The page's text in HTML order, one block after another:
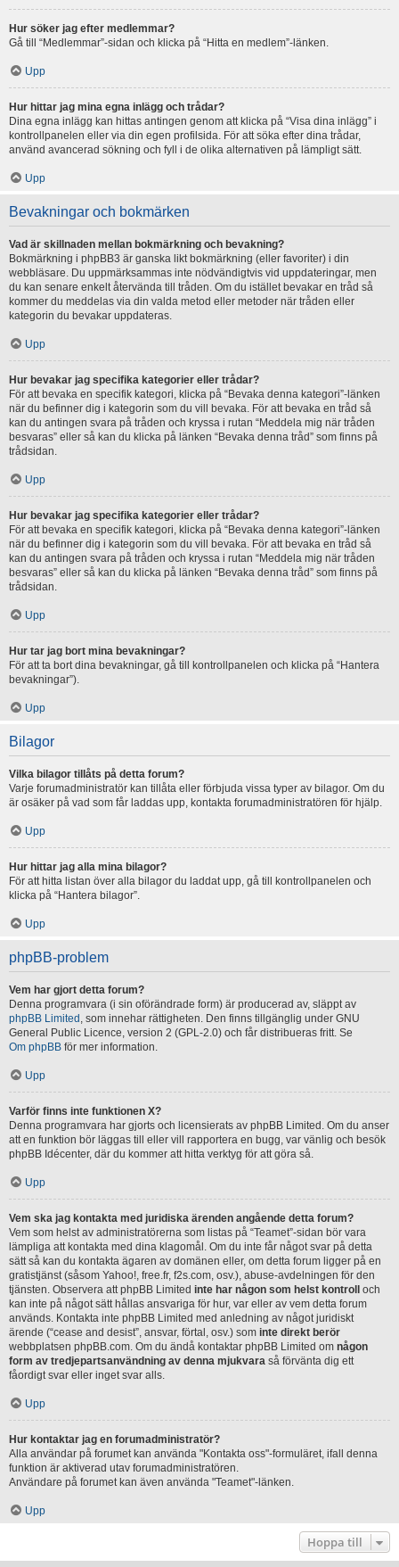
Hur söker jag efter medlemmar?
Gå till “Medlemmar”-sidan och klicka på “Hitta en medlem”-länken.
Upp
Hur hittar jag mina egna inlägg och trådar?
Dina egna inlägg kan hittas antingen genom att klicka på “Visa dina inlägg” i
kontrollpanelen eller via din egen profilsida. För att söka efter dina trådar,
använd avancerad sökning och fyll i de olika alternativen på lämpligt sätt.
Upp
Bevakningar och bokmärken
Vad är skillnaden mellan bokmärkning och bevakning?
Bokmärkning i phpBB3 är ganska likt bokmärkning (eller favoriter) i din
webbläsare. Du uppmärksammas inte nödvändigtvis vid uppdateringar, men
du kan senare enkelt återvända till tråden. Om du istället bevakar en tråd så
kommer du meddelas via din valda metod eller metoder när tråden eller
kategorin du bevakar uppdateras.
Upp
Hur bevakar jag specifika kategorier eller trådar?
För att bevaka en specifik kategori, klicka på “Bevaka denna kategori”-länken
när du befinner dig i kategorin som du vill bevaka. För att bevaka en tråd så
kan du antingen svara på tråden och kryssa i rutan “Meddela mig när tråden
besvaras” eller så kan du klicka på länken “Bevaka denna tråd” som finns på
trådsidan.
Upp
Hur bevakar jag specifika kategorier eller trådar?
För att bevaka en specifik kategori, klicka på “Bevaka denna kategori”-länken
när du befinner dig i kategorin som du vill bevaka. För att bevaka en tråd så
kan du antingen svara på tråden och kryssa i rutan “Meddela mig när tråden
besvaras” eller så kan du klicka på länken “Bevaka denna tråd” som finns på
trådsidan.
Upp
Hur tar jag bort mina bevakningar?
För att ta bort dina bevakningar, gå till kontrollpanelen och klicka på “Hantera
bevakningar”).
Upp
Bilagor
Vilka bilagor tillåts på detta forum?
Varje forumadministratör kan tillåta eller förbjuda vissa typer av bilagor. Om du
är osäker på vad som får laddas upp, kontakta forumadministratören för hjälp.
Upp
Hur hittar jag alla mina bilagor?
För att hitta listan över alla bilagor du laddat upp, gå till kontrollpanelen och
klicka på “Hantera bilagor”.
Upp
phpBB-problem
Vem har gjort detta forum?
Denna programvara (i sin oförändrade form) är producerad av, släppt av
phpBB Limited , som innehar rättigheten. Den finns tillgänglig under GNU
General Public Licence, version 2 (GPL-2.0) och får distribueras fritt. Se
Om phpBB för mer information.
Upp
Varför finns inte funktionen X?
Denna programvara har gjorts och licensierats av phpBB Limited. Om du anser
att en funktion bör läggas till eller vill rapportera en bugg, var vänlig och besök
phpBB Idécenter, där du kommer att hitta verktyg för att göra så.
Upp
Vem ska jag kontakta med juridiska ärenden angående detta forum?
Vem som helst av administratörerna som listas på “Teamet”-sidan bör vara
lämpliga att kontakta med dina klagomål. Om du inte får något svar på detta
sätt så kan du kontakta ägaren av domänen eller, om detta forum ligger på en
gratistjänst (såsom Yahoo!, free.fr, f2s.com, osv.), abuse-avdelningen för den
tjänsten. Observera att phpBB Limited inte har någon som helst kontroll
och
kan inte på något sätt hållas ansvariga för hur, var eller av vem detta forum
används. Kontakta inte phpBB Limited med anledning av något juridiskt
ärende (“cease and desist”, ansvar, förtal, osv.) som inte direkt berör
webbplatsen phpBB.com. Om du ändå kontaktar phpBB Limited om någon
form av tredjepartsanvändning av denna mjukvara så förvänta dig ett
fåordigt svar eller inget svar alls.
Upp
Hur kontaktar jag en forumadministratör?
Alla användar på forumet kan använda "Kontakta oss"-formuläret, ifall denna
funktion är aktiverad utav forumadministratören.
Användare på forumet kan även använda "Teamet"-länken.
Upp
Hoppa till